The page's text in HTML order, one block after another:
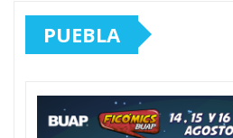
PUEBLA